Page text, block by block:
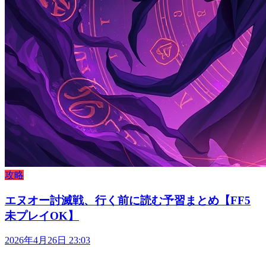
攻略
エヌオー討滅戦、行く前に読む予習まとめ【FF5
未プレイOK】
2026年4月26日 23:03